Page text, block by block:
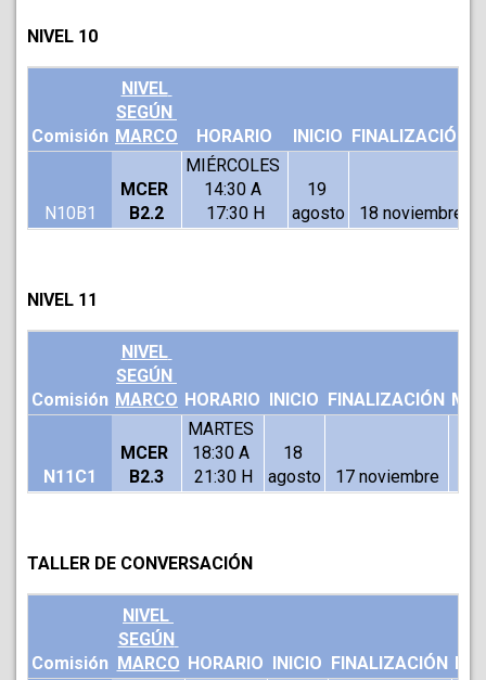
NIVEL 10
Comisión
NIVEL
SEGÚN
MARCO
HORARIO INICIO FINALIZACIÓN
N10B1
MCER
B2.2
MIÉRCOLES
14:30 A
17:30 H
19
agosto
18 noviembre
NIVEL 11
Comisión
NIVEL
SEGÚN
MARCO HORARIO INICIO FINALIZACIÓN
N11C1
MCER
B2.3
MARTES
18:30 A
21:30 H
18
agosto
17 noviembre
TALLER DE CONVERSACIÓN
Comisión
NIVEL
SEGÚN
MARCO HORARIO INICIO FINALIZACIÓN